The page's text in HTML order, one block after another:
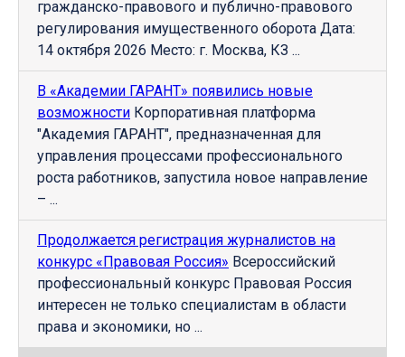
гражданско-правового и публично-правового
регулирования имущественного оборота Дата:
14 октября 2026 Место: г. Москва, КЗ ...
В «Академии ГАРАНТ» появились новые
возможности Корпоративная платформа
"Академия ГАРАНТ", предназначенная для
управления процессами профессионального
роста работников, запустила новое направление
– ...
Продолжается регистрация журналистов на
конкурс «Правовая Россия» Всероссийский
профессиональный конкурс Правовая Россия
интересен не только специалистам в области
права и экономики, но ...